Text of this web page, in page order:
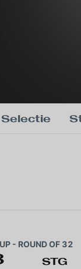
Selectie
- ROUND OF 32
STG